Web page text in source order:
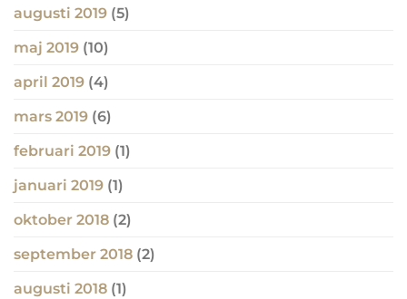
augusti 2019 (5)
maj 2019 (10)
april 2019 (4)
mars 2019 (6)
februari 2019 (1)
januari 2019 (1)
oktober 2018 (2)
september 2018 (2)
augusti 2018 (1)